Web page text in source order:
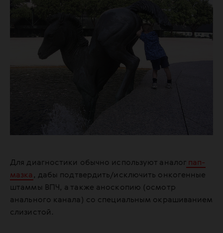
Для диагностики обычно используют аналог пап-
мазка , дабы подтвердить/исключить онкогенные
штаммы ВПЧ, а также аноскопию (осмотр
анального канала) со специальным окрашиванием
слизистой.